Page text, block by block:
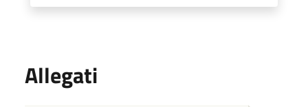
Allegati